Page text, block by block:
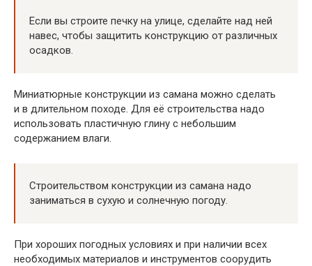
Если вы строите печку на улице, сделайте над ней
навес, чтобы защитить конструкцию от различных
осадков.
Миниатюрные конструкции из самана можно сделать
и в длительном походе. Для её строительства надо
использовать пластичную глину с небольшим
содержанием влаги.
Строительством конструкции из самана надо
заниматься в сухую и солнечную погоду.
При хороших погодных условиях и при наличии всех
необходимых материалов и инструментов соорудить